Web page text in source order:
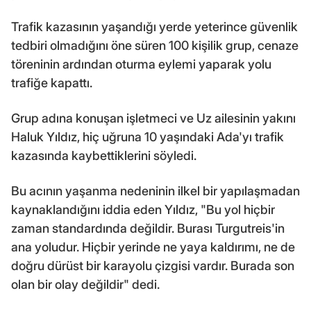
Trafik kazasının yaşandığı yerde yeterince güvenlik
tedbiri olmadığını öne süren 100 kişilik grup, cenaze
töreninin ardından oturma eylemi yaparak yolu
trafiğe kapattı.
Grup adına konuşan işletmeci ve Uz ailesinin yakını
Haluk Yıldız, hiç uğruna 10 yaşındaki Ada'yı trafik
kazasında kaybettiklerini söyledi.
Bu acının yaşanma nedeninin ilkel bir yapılaşmadan
kaynaklandığını iddia eden Yıldız, "Bu yol hiçbir
zaman standardında değildir. Burası Turgutreis'in
ana yoludur. Hiçbir yerinde ne yaya kaldırımı, ne de
doğru dürüst bir karayolu çizgisi vardır. Burada son
olan bir olay değildir" dedi.